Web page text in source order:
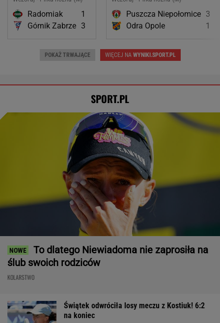
Radomiak
1
Górnik Zabrze 3
Puszcza Niepołomice 3
Odra Opole
1
POKAŻ TRWAJĄCE WIĘCEJ NAWYNIKI.SPORT.PL
SPORT.PL
To dlatego Niewiadoma nie zaprosiła na
ślub swoich rodziców
KOLARSTWO
Świątek odwróciła losy meczu z Kostiuk! 6:2
na koniec